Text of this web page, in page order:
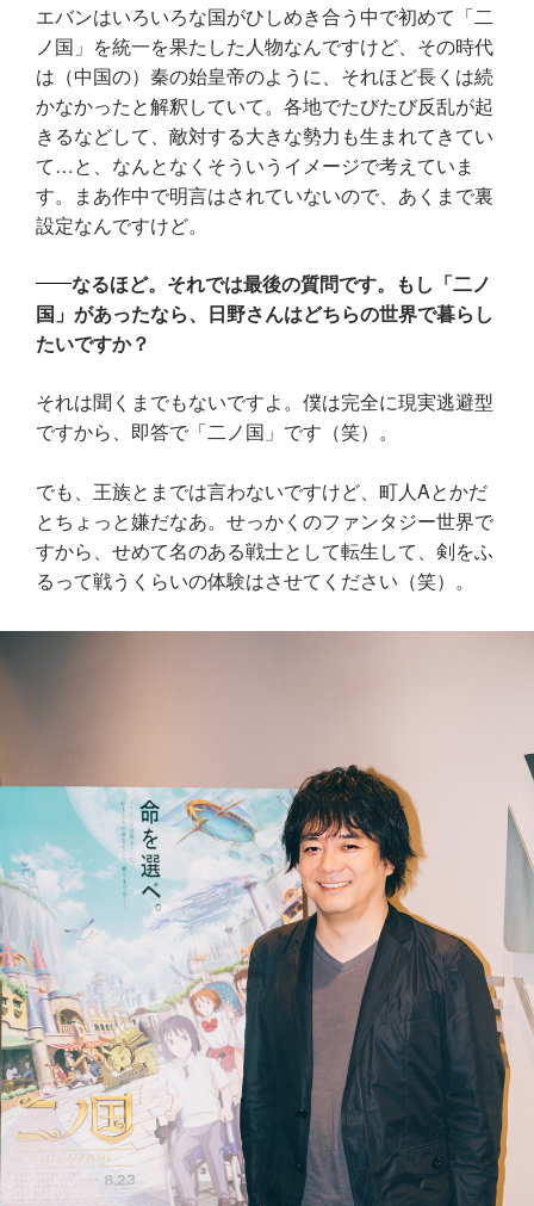
エバンはいろいろな国がひしめき合う中で初めて「二
ノ国」を統一を果たした人物なんですけど、その時代
は（中国の）秦の始皇帝のように、それほど長くは続
かなかったと解釈していて。各地でたびたび反乱が起
きるなどして、敵対する大きな勢力も生まれてきてい
て…と、なんとなくそういうイメージで考えていま
す。まあ作中で明言はされていないので、あくまで裏
設定なんですけど。
なるほど。それでは最後の質問です。もし「二ノ
国」があったなら、日野さんはどちらの世界で暮らし
たいですか？
それは聞くまでもないですよ。僕は完全に現実逃避型
ですから、即答で「二ノ国」です（笑）。
でも、王族とまでは言わないですけど、町人Aとかだ
とちょっと嫌だなあ。せっかくのファンタジー世界で
すから、せめて名のある戦士として転生して、剣をふ
るって戦うくらいの体験はさせてください（笑）。